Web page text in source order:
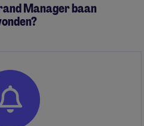
leads en het
groei van de
Manager baan